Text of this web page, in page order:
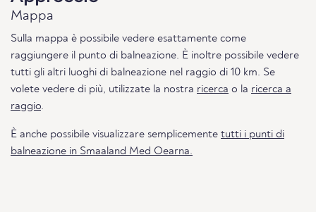
Mappa
Sulla mappa è possibile vedere esattamente come
raggiungere il punto di balneazione. È inoltre possibile vedere
tutti gli altri luoghi di balneazione nel raggio di 10 km. Se
volete vedere di più, utilizzate la nostra ricerca o la ricerca a
raggio.
È anche possibile visualizzare semplicemente tutti i punti di
balneazione in Smaaland Med Oearna.